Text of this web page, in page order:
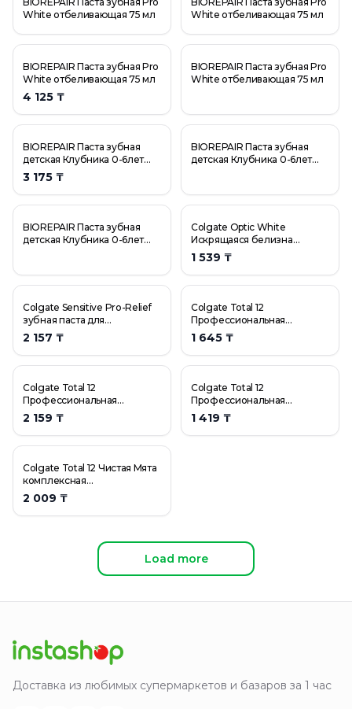
White отбеливающая 75 мл
White отбеливающая 75 мл
BIOREPAIR Паста зубная Pro
White отбеливающая 75 мл
4 125 ₸
BIOREPAIR Паста зубная Pro
White отбеливающая 75 мл
BIOREPAIR Паста зубная
детская Клубника 0-6лет
50мл
3 175 ₸
BIOREPAIR Паста зубная
детская Клубника 0-6лет
BIOREPAIR Паста зубная
детская Клубника 0-6лет
Colgate Optic White
Искрящаяся белизна
отбеливающая зубная
паста, 75 мл
1 539 ₸
Colgate Sensitive Pro-Relief
зубная паста для
чувствительных зубов, 75 мл
2 157 ₸
Colgate Total 12
Профессиональная
Здоровье Десен
комплексная
антибактериальная зубная
1 645 ₸
Colgate Total 12
Профессиональная
Отбеливающая
комплексная
антибактериальная зубная
2 159 ₸
Colgate Total 12
Профессиональная
Отбеливающая
комплексная
антибактериальная зубная
1 419 ₸
Colgate Total 12 Чистая Мята
комплексная
антибактериальная зубная
паста, 125 мл
2 009 ₸
Load more
Доставка из любимых супермаркетов и базаров за 1 час